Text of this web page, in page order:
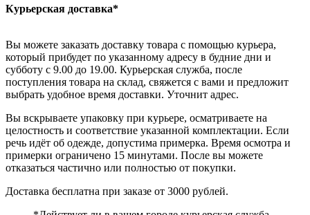
Курьерская доставка*
Вы можете заказать доставку товара с помощью курьера,
который прибудет по указанному адресу в будние дни и
субботу с 9.00 до 19.00. Курьерская служба, после
поступления товара на склад, свяжется с вами и предложит
выбрать удобное время доставки. Уточнит адрес.
Вы вскрываете упаковку при курьере, осматриваете на
целостность и соответствие указанной комплектации. Если
речь идёт об одежде, допустима примерка. Время осмотра и
примерки ограничено 15 минутами. После вы можете
отказаться частично или полностью от покупки.
Доставка бесплатна при заказе от 3000 рублей.